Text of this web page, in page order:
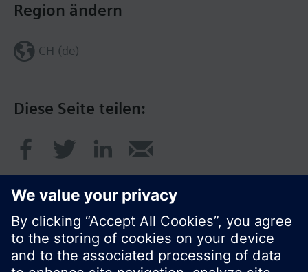
Diese Seite teilen:
Region ändern
CH (de)